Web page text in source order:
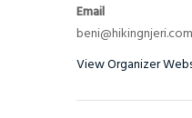
Email
beni@hikingnjeri.com
View Organizer